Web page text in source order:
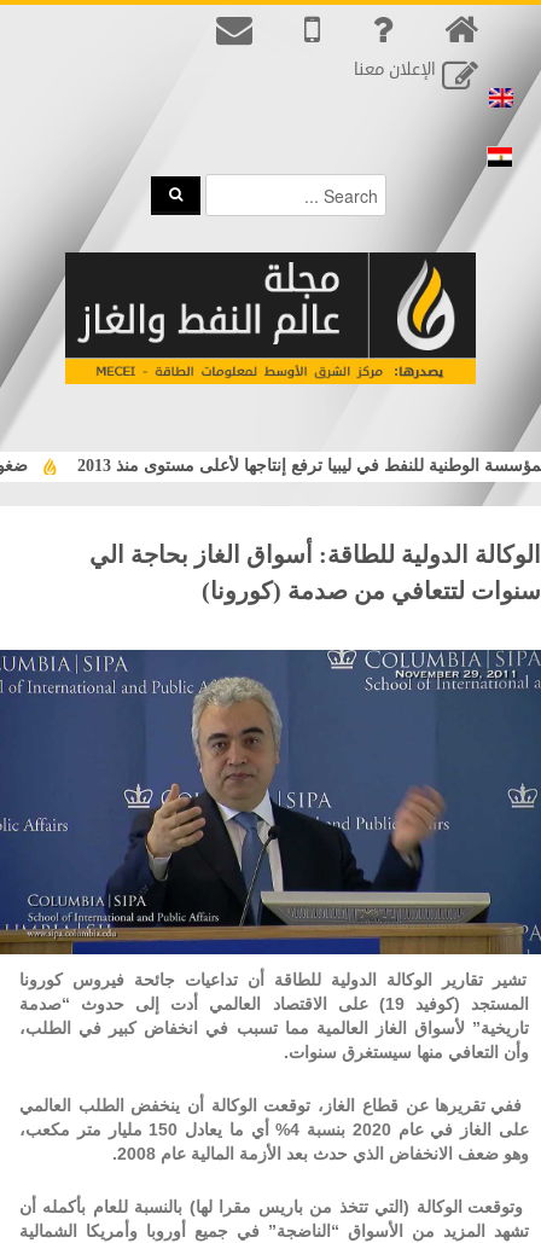
الإعلان معنا
الوطنية للنفط في ليبيا ترفع إنتاجها لأعلى مستوى منذ 2013
الوكالة الدولية للطاقة: أسواق الغاز بحاجة الي
سنوات لتتعافي من صدمة (كورونا)
تشير تقارير الوكالة الدولية للطاقة أن تداعيات جائحة فيروس كورونا
المستجد (كوفيد 19) على الاقتصاد العالمي أدت إلى حدوث “صدمة
تاريخية” لأسواق الغاز العالمية مما تسبب في انخفاض كبير في الطلب،
وأن التعافي منها سيستغرق سنوات.
ففي تقريرها عن قطاع الغاز، توقعت الوكالة أن ينخفض الطلب العالمي
على الغاز في عام 2020 بنسبة 4% أي ما يعادل 150 مليار متر مكعب،
وهو ضعف الانخفاض الذي حدث بعد الأزمة المالية عام 2008.
وتوقعت الوكالة (التي تتخذ من باريس مقرا لها) بالنسبة للعام بأكمله أن
تشهد المزيد من الأسواق “الناضجة” في جميع أوروبا وأمريكا الشمالية